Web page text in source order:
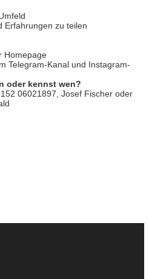
Erfahrungen zu teilen
Homepage
Telegram-Kanal und Instagram-
oder kennst wen?
06021897, Josef Fischer oder